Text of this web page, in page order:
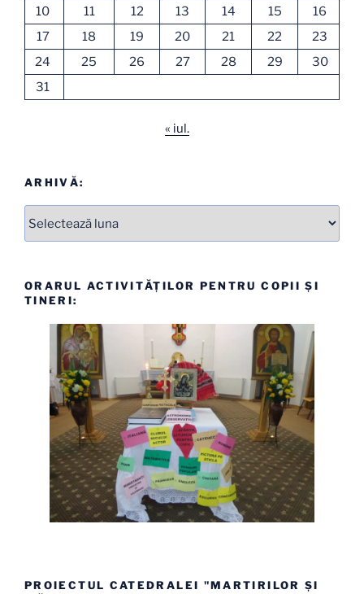
10
11 12 13 14 15
16
17
18 19 20 21 22
23
24
25 26 27 28 29
30
31
« iul.
ARHIVĂ:
ORARUL ACTIVITĂȚILOR PENTRU COPII ȘI
TINERI:
PROIECTUL CATEDRALEI "MARTIRILOR ȘI